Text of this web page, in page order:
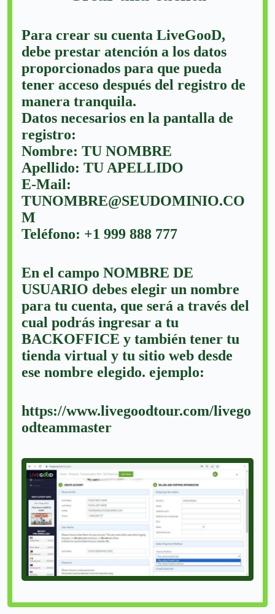
Para crear su cuenta LiveGooD,
debe prestar atención a los datos
proporcionados para que pueda
tener acceso después del registro de
manera tranquila.
Datos necesarios en la pantalla de
registro:
Nombre: TU NOMBRE
Apellido: TU APELLIDO
E-Mail:
TUNOMBRE@SEUDOMINIO.CO
M
Teléfono: +1 999 888 777
En el campo NOMBRE DE
USUARIO debes elegir un nombre
para tu cuenta, que será a través del
cual podrás ingresar a tu
BACKOFFICE y también tener tu
tienda virtual y tu sitio web desde
ese nombre elegido. ejemplo:
https://www.livegoodtour.com/livego
odteammaster